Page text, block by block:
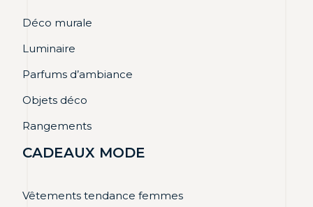
Déco murale
Luminaire
Parfums d’ambiance
Objets déco
Rangements
CADEAUX MODE
Vêtements tendance femmes